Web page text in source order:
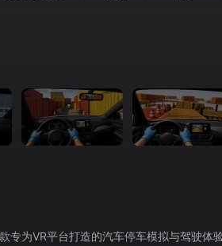
专为VR平台打造的汽车停车模拟与驾驶